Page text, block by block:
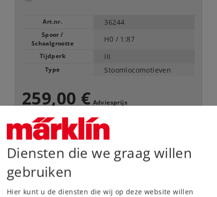
Art.nr. 36244
Spoor /
Schaalgrootte
H0 / 1:87
Tijdperk III
Type Stoomlocomotieven
259,00 € Adviesprijs
Leverbaar vanaf fabriek.
Dealer zoeken
Diensten die we graag willen
gebruiken
Hier kunt u de diensten die wij op deze website willen